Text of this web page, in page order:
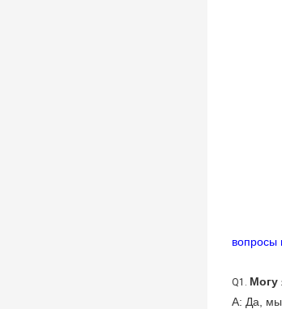
вопросы
Q1. Могу
А: Да, мы